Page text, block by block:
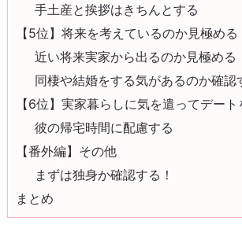
手土産と挨拶はきちんとする
【5位】将来を考えているのか見極める
近い将来実家から出るのか見極める
同棲や結婚をする気があるのか確認
【6位】実家暮らしに気を遣ってデート
彼の帰宅時間に配慮する
【番外編】その他
まずは独身か確認する！
まとめ